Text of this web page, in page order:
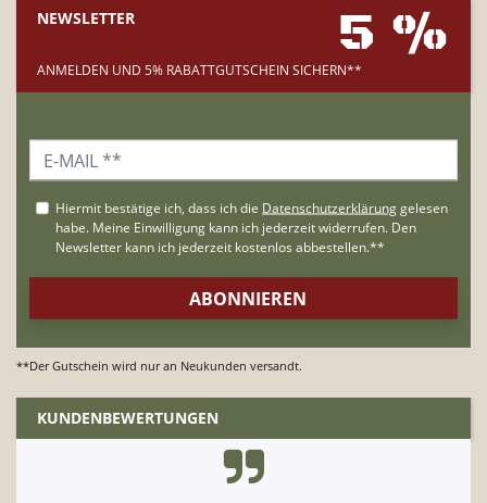
NEWSLETTER 5 %
ANMELDEN UND 5% RABATTGUTSCHEIN SICHERN**
**Der Gutschein wird nur an Neukunden versandt.
KUNDENBEWERTUNGEN